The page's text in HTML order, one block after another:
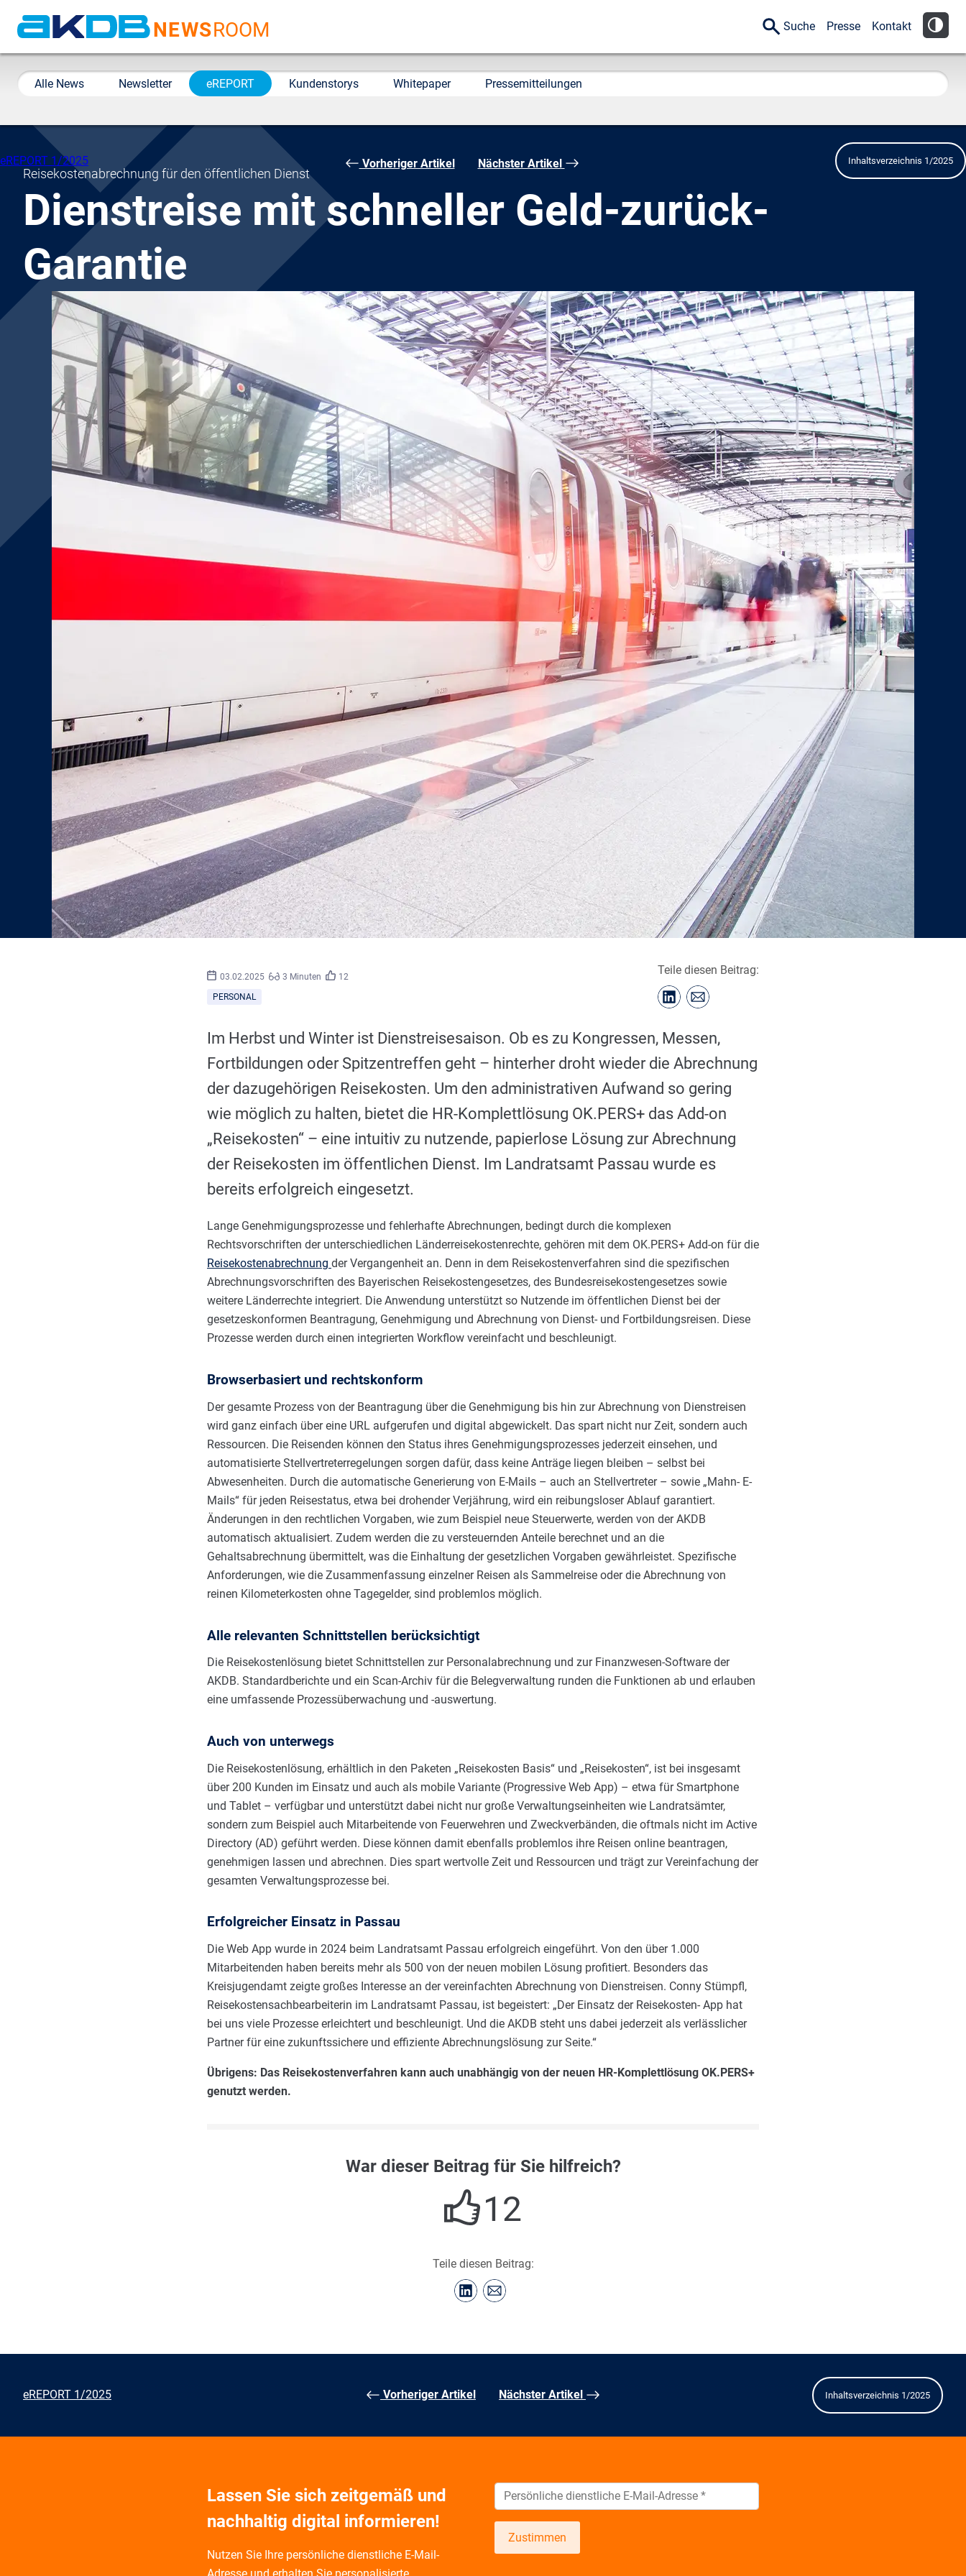
Datenverarbeitung in
NEWSROOM Suche Presse Kontakt
Alle News Newsletter eREPORT Kundenstorys Whitepaper Pressemitteilungen
eREPORT 1/2025 Vorheriger Artikel Nächster Artikel Inhaltsverzeichnis 1/2025
Reisekostenabrechnung für den öffentlichen Dienst
Dienstreise mit schneller Geld-zurück-
Garantie
03.02.2025 3 Minuten
12
PERSONAL
Teile diesen Beitrag:
Im Herbst und Winter ist Dienstreisesaison. Ob es zu Kongressen, Messen,
Fortbildungen oder Spitzentreffen geht – hinterher droht wieder die Abrechnung
der dazugehörigen Reisekosten. Um den administrativen Aufwand so gering
wie möglich zu halten, bietet die HR-Komplettlösung OK.PERS+ das Add-on
„Reisekosten“ – eine intuitiv zu nutzende, papierlose Lösung zur Abrechnung
der Reisekosten im öffentlichen Dienst. Im Landratsamt Passau wurde es
bereits erfolgreich eingesetzt.
Lange Genehmigungsprozesse und fehlerhafte Abrechnungen, bedingt durch die komplexen
Rechtsvorschriften der unterschiedlichen Länderreisekostenrechte, gehören mit dem OK.PERS+ Add-on für die
Reisekostenabrechnung der Vergangenheit an. Denn in dem Reisekostenverfahren sind die spezifischen
Abrechnungsvorschriften des Bayerischen Reisekostengesetzes, des Bundesreisekostengesetzes sowie
weitere Länderrechte integriert. Die Anwendung unterstützt so Nutzende im öffentlichen Dienst bei der
gesetzeskonformen Beantragung, Genehmigung und Abrechnung von Dienst- und Fortbildungsreisen. Diese
Prozesse werden durch einen integrierten Workflow vereinfacht und beschleunigt.
Browserbasiert und rechtskonform
Der gesamte Prozess von der Beantragung über die Genehmigung bis hin zur Abrechnung von Dienstreisen
wird ganz einfach über eine URL aufgerufen und digital abgewickelt. Das spart nicht nur Zeit, sondern auch
Ressourcen. Die Reisenden können den Status ihres Genehmigungsprozesses jederzeit einsehen, und
automatisierte Stellvertreterregelungen sorgen dafür, dass keine Anträge liegen bleiben – selbst bei
Abwesenheiten. Durch die automatische Generierung von E-Mails – auch an Stellvertreter – sowie „Mahn- E-
Mails“ für jeden Reisestatus, etwa bei drohender Verjährung, wird ein reibungsloser Ablauf garantiert.
Änderungen in den rechtlichen Vorgaben, wie zum Beispiel neue Steuerwerte, werden von der AKDB
automatisch aktualisiert. Zudem werden die zu versteuernden Anteile berechnet und an die
Gehaltsabrechnung übermittelt, was die Einhaltung der gesetzlichen Vorgaben gewährleistet. Spezifische
Anforderungen, wie die Zusammenfassung einzelner Reisen als Sammelreise oder die Abrechnung von
reinen Kilometerkosten ohne Tagegelder, sind problemlos möglich.
Alle relevanten Schnittstellen berücksichtigt
Die Reisekostenlösung bietet Schnittstellen zur Personalabrechnung und zur Finanzwesen-Software der
AKDB. Standardberichte und ein Scan-Archiv für die Belegverwaltung runden die Funktionen ab und erlauben
eine umfassende Prozessüberwachung und -auswertung.
Auch von unterwegs
Die Reisekostenlösung, erhältlich in den Paketen „Reisekosten Basis“ und „Reisekosten“, ist bei insgesamt
über 200 Kunden im Einsatz und auch als mobile Variante (Progressive Web App) – etwa für Smartphone
und Tablet – verfügbar und unterstützt dabei nicht nur große Verwaltungseinheiten wie Landratsämter,
sondern zum Beispiel auch Mitarbeitende von Feuerwehren und Zweckverbänden, die oftmals nicht im Active
Directory (AD) geführt werden. Diese können damit ebenfalls problemlos ihre Reisen online beantragen,
genehmigen lassen und abrechnen. Dies spart wertvolle Zeit und Ressourcen und trägt zur Vereinfachung der
gesamten Verwaltungsprozesse bei.
Erfolgreicher Einsatz in Passau
Die Web App wurde in 2024 beim Landratsamt Passau erfolgreich eingeführt. Von den über 1.000
Mitarbeitenden haben bereits mehr als 500 von der neuen mobilen Lösung profitiert. Besonders das
Kreisjugendamt zeigte großes Interesse an der vereinfachten Abrechnung von Dienstreisen. Conny Stümpfl,
Reisekostensachbearbeiterin im Landratsamt Passau, ist begeistert: „Der Einsatz der Reisekosten- App hat
bei uns viele Prozesse erleichtert und beschleunigt. Und die AKDB steht uns dabei jederzeit als verlässlicher
Partner für eine zukunftssichere und effiziente Abrechnungslösung zur Seite.“
Übrigens: Das Reisekostenverfahren kann auch unabhängig von der neuen HR-Komplettlösung OK.PERS+
genutzt werden.
War dieser Beitrag für Sie hilfreich?
12
Teile diesen Beitrag:
eREPORT 1/2025 Vorheriger Artikel Nächster Artikel Inhaltsverzeichnis 1/2025
Lassen Sie sich zeitgemäß und
nachhaltig digital informieren!
Nutzen Sie Ihre persönliche dienstliche E-Mail-
Zustimmen